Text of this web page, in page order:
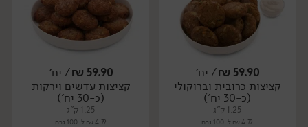
יח׳ יח׳
59.90
₪/ יח׳
קציצות כרובית וברוקולי
(כ-30 יח')
1.25 ק"ג
4.79 ₪ ל-100 גרם
59.90
₪/ יח׳
קציצות עדשים וירקות
(כ-30 יח')
1.25 ק"ג
4.79 ₪ ל-100 גרם